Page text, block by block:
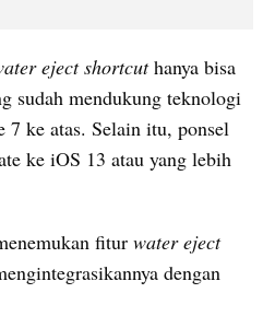
eject shortcut hanya bisa
sudah mendukung teknologi
7 ke atas. Selain itu, ponsel
ke iOS 13 atau yang lebih
fitur water eject
dengan